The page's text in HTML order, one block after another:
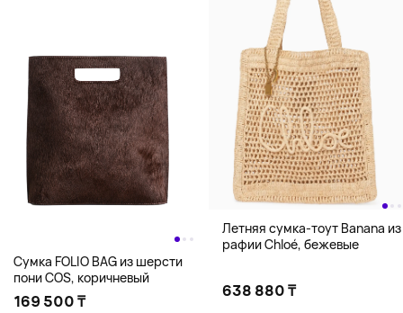
Сумка FOLIO BAG из шерсти
пони COS, коричневый
169 500 ₸
Летняя сумка-тоут Banana из
рафии Chloé, бежевые
638 880 ₸